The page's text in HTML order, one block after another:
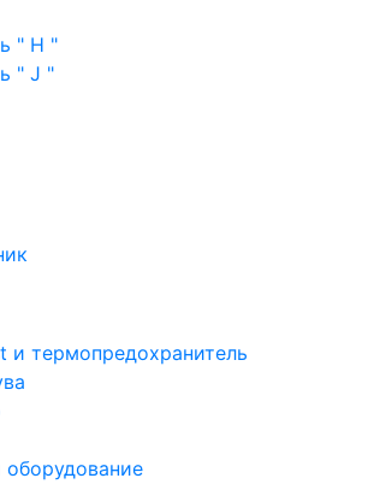
" H "
" J "
и термопредохранитель